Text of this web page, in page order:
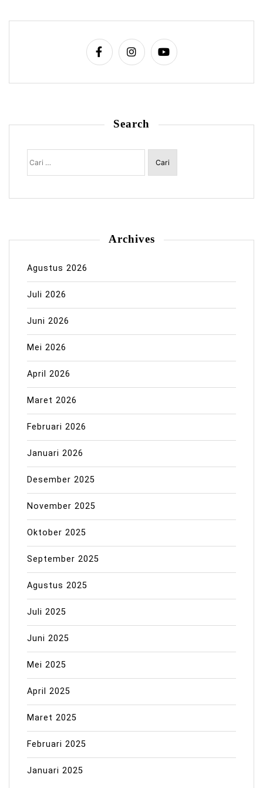
Search
Cari
untuk:
Archives
Agustus 2026
Juli 2026
Juni 2026
Mei 2026
April 2026
Maret 2026
Februari 2026
Januari 2026
Desember 2025
November 2025
Oktober 2025
September 2025
Agustus 2025
Juli 2025
Juni 2025
Mei 2025
April 2025
Maret 2025
Februari 2025
Januari 2025